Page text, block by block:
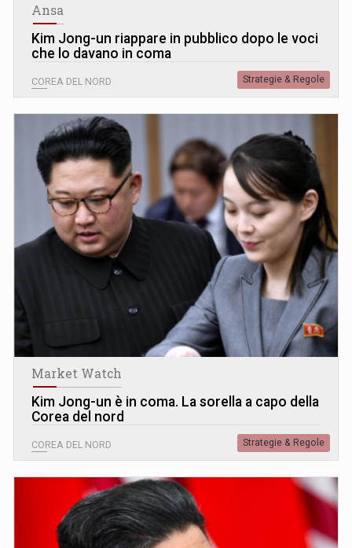
Ansa
Kim Jong-un riappare in pubblico dopo le voci
che lo davano in coma
COREA DEL NORD Strategie & Regole
Market Watch
Kim Jong-un è in coma. La sorella a capo della
Corea del nord
COREA DEL NORD Strategie & Regole